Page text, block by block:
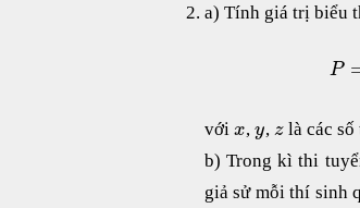
a) Tính giá trị biểu
P
với x,y, z là các
b) Trong kì thi
giả sử mỗi thí sinh